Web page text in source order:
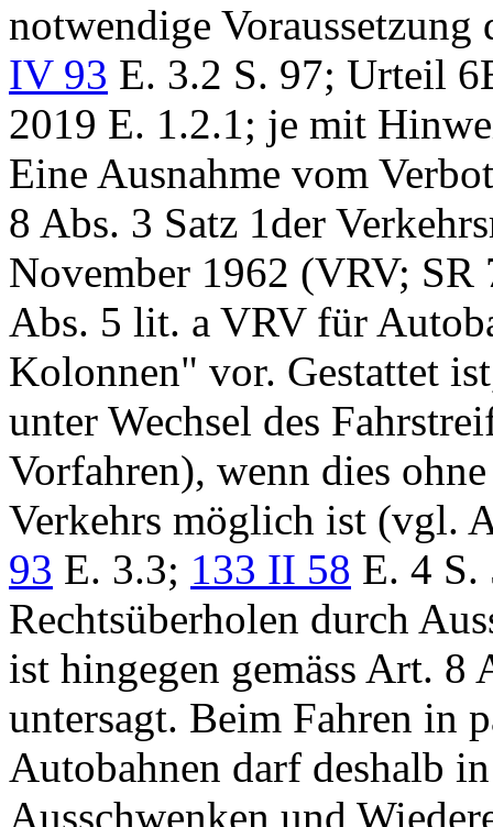
notwendige
IV 93 E. 3.2 S. 97; Urteil
2019 E. 1.2.1; je mit
Eine Ausnahme vom
8 Abs. 3 Satz 1der
November 1962 (VRV;
Abs. 5 lit. a VRVfür
Kolonnen" vor. Gestattet
unter Wechsel des
Vorfahren), wenn dies
Verkehrs möglich ist (vgl.
93 E. 3.3; 133 II 58 E. 4
Rechtsüberholen durch
ist hingegen gemäss Art. 8
untersagt. Beim Fahren in
Autobahnen darf deshalb
Ausschwenken und